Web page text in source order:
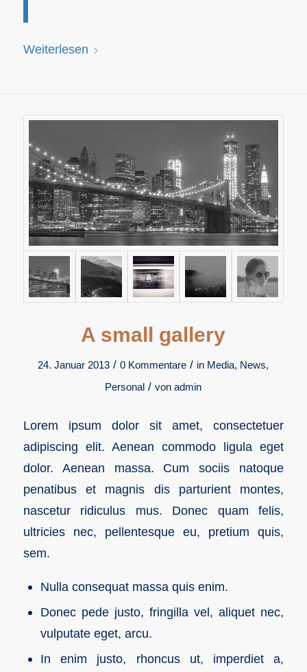
Weiterlesen
A small gallery
24. Januar 2013 / 0 Kommentare / in Media, News,
Personal / vonadmin
Lorem ipsum dolor sit amet, consectetuer
adipiscing elit. Aenean commodo ligula eget
dolor. Aenean massa. Cum sociis natoque
penatibus et magnis dis parturient montes,
nascetur ridiculus mus. Donec quam felis,
ultricies nec, pellentesque eu, pretium quis,
sem.
Nulla consequat massa quis enim.
Donec pede justo, fringilla vel, aliquet nec,
vulputate eget, arcu.
In enim justo, rhoncus ut, imperdiet a,